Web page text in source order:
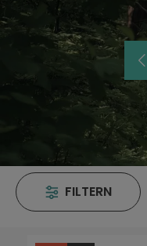
FILTERN